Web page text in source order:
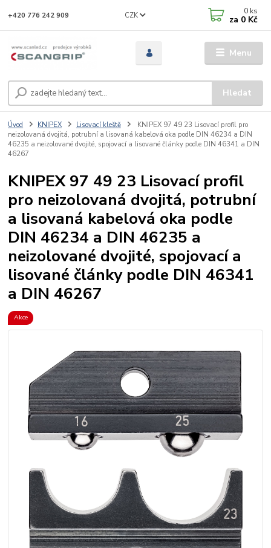
Menu
CZK
Hledat
+420 776 242 909 0 ks
za 0 Kč
Úvod KNIPEX Lisovací kleště
KNIPEX 97 49 23 Lisovací profil pro
neizolovaná dvojitá, potrubní a lisovaná kabelová oka podle DIN 46234 a DIN
46235 a neizolované dvojité, spojovací a lisované články podle DIN 46341 a DIN
46267
KNIPEX 97 49 23 Lisovací profil
pro neizolovaná dvojitá, potrubní
a lisovaná kabelová oka podle
DIN 46234 a DIN 46235 a
neizolované dvojité, spojovací a
lisované články podle DIN 46341
a DIN 46267
Akce